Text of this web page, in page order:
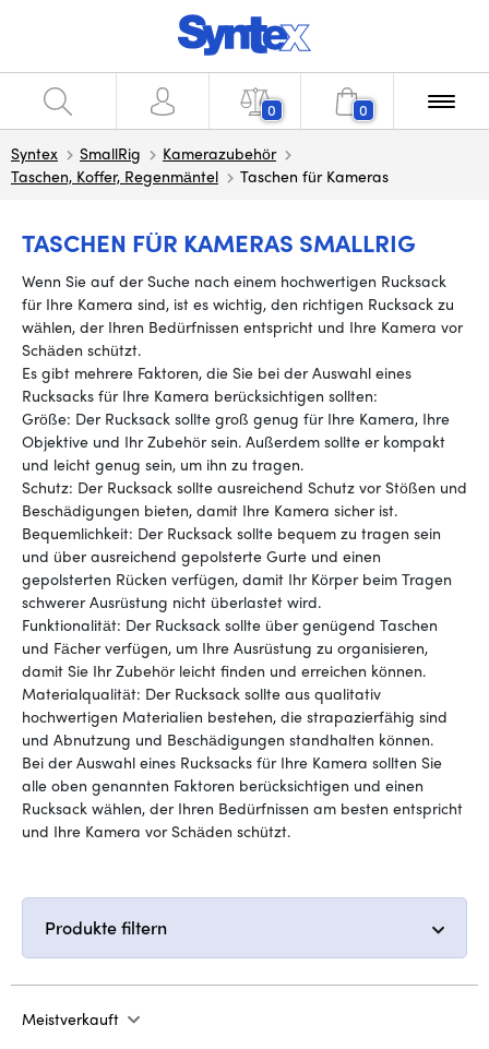
0 0
Syntex SmallRig
Kamerazubehör
Taschen, Koffer, Regenmäntel
Taschen für Kameras
TASCHEN FÜR KAMERAS SMALLRIG
Wenn Sie auf der Suche nach einem hochwertigen Rucksack
für Ihre Kamera sind, ist es wichtig, den richtigen Rucksack zu
wählen, der Ihren Bedürfnissen entspricht und Ihre Kamera vor
Schäden schützt.
Es gibt mehrere Faktoren, die Sie bei der Auswahl eines
Rucksacks für Ihre Kamera berücksichtigen sollten:
Größe: Der Rucksack sollte groß genug für Ihre Kamera, Ihre
Objektive und Ihr Zubehör sein. Außerdem sollte er kompakt
und leicht genug sein, um ihn zu tragen.
Schutz: Der Rucksack sollte ausreichend Schutz vor Stößen und
Beschädigungen bieten, damit Ihre Kamera sicher ist.
Bequemlichkeit: Der Rucksack sollte bequem zu tragen sein
und über ausreichend gepolsterte Gurte und einen
gepolsterten Rücken verfügen, damit Ihr Körper beim Tragen
schwerer Ausrüstung nicht überlastet wird.
Funktionalität: Der Rucksack sollte über genügend Taschen
und Fächer verfügen, um Ihre Ausrüstung zu organisieren,
damit Sie Ihr Zubehör leicht finden und erreichen können.
Materialqualität: Der Rucksack sollte aus qualitativ
hochwertigen Materialien bestehen, die strapazierfähig sind
und Abnutzung und Beschädigungen standhalten können.
Bei der Auswahl eines Rucksacks für Ihre Kamera sollten Sie
alle oben genannten Faktoren berücksichtigen und einen
Rucksack wählen, der Ihren Bedürfnissen am besten entspricht
und Ihre Kamera vor Schäden schützt.
Produkte filtern
Meistverkauft